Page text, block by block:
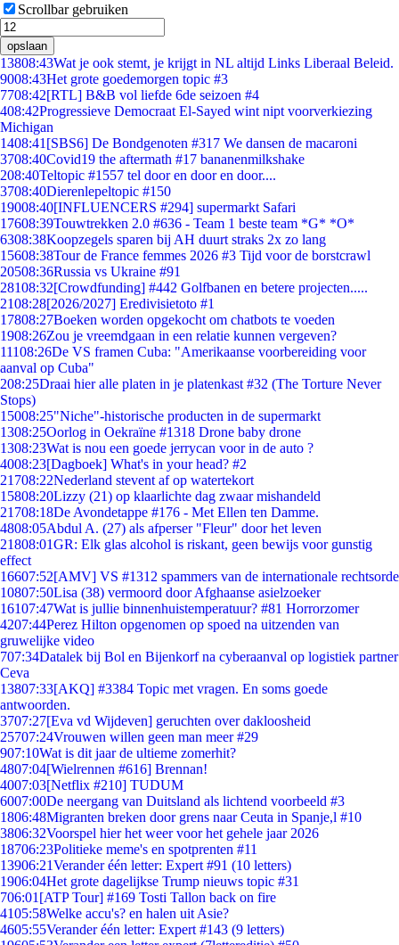
Scrollbar gebruiken
opslaan
13808:43Wat je ook stemt, je krijgt in NL altijd Links Liberaal Beleid.
9008:43Het grote goedemorgen topic #3
7708:42[RTL] B&B vol liefde 6de seizoen #4
408:42Progressieve Democraat El-Sayed wint nipt voorverkiezing
Michigan
1408:41 [SBS6] De Bondgenoten #317 We dansen de macaroni
3708:40Covid19 the aftermath #17 bananenmilkshake
208:40Teltopic #1557 tel door en door en door....
3708:40Dierenlepeltopic #150
19008:40[INFLUENCERS #294] supermarkt Safari
17608:39Touwtrekken 2.0 #636 - Team 1 beste team *G* *O*
6308:38Koopzegels sparen bij AH duurt straks 2x zo lang
15608:38Tour de France femmes 2026 #3 Tijd voor de borstcrawl
20508:36Russia vs Ukraine #91
28108:32[Crowdfunding] #442 Golfbanen en betere projecten.....
2108:28[2026/2027] Eredivisietoto #1
17808:27Boeken worden opgekocht om chatbots te voeden
1908:26Zou je vreemdgaan in een relatie kunnen vergeven?
11108:26De VS framen Cuba: "Amerikaanse voorbereiding voor
aanval op Cuba"
208:25Draai hier alle platen in je platenkast #32 (The Torture Never
Stops)
15008:25"Niche"-historische producten in de supermarkt
1308:25Oorlog in Oekraïne #1318 Drone baby drone
1308:23Wat is nou een goede jerrycan voor in de auto ?
4008:23[Dagboek] What's in your head? #2
21708:22Nederland stevent af op watertekort
15808:20Lizzy (21) op klaarlichte dag zwaar mishandeld
21708:18De Avondetappe #176 - Met Ellen ten Damme.
4808:05Abdul A. (27) als afperser "Fleur" door het leven
21808:01GR: Elk glas alcohol is riskant, geen bewijs voor gunstig
effect
16607:52[AMV] VS #1312 spammers van de internationale rechtsorde
10807:50Lisa (38) vermoord door Afghaanse asielzoeker
16107:47Wat is jullie binnenhuistemperatuur? #81 Horrorzomer
4207:44Perez Hilton opgenomen op spoed na uitzenden van
gruwelijke video
707:34Datalek bij Bol en Bijenkorf na cyberaanval op logistiek partner
Ceva
13807:33[AKQ] #3384 Topic met vragen. En soms goede
antwoorden.
3707:27[Eva vd Wijdeven] geruchten over dakloosheid
25707:24Vrouwen willen geen man meer #29
907:10Wat is dit jaar de ultieme zomerhit?
4807:04[Wielrennen #616] Brennan!
4007:03[Netflix #210] TUDUM
6007:00De neergang van Duitsland als lichtend voorbeeld #3
1806:48Migranten breken door grens naar Ceuta in Spanje,l #10
3806:32Voorspel hier het weer voor het gehele jaar 2026
18706:23Politieke meme's en spotprenten #11
13906:21Verander één letter: Expert #91 (10 letters)
1906:04Het grote dagelijkse Trump nieuws topic #31
706:01 [ATP Tour] #169 Tosti Tallon back on fire
4105:58Welke accu's? en halen uit Asie?
4605:55Verander één letter: Expert #143 (9 letters)